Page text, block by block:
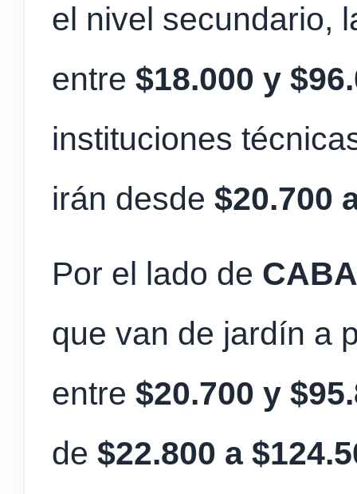
el nivel secundario,
entre $18.000 y
instituciones
irán desde $20.700
Por el lado de CABA
que van de jardín a
entre $20.700 y
de $22.800 a